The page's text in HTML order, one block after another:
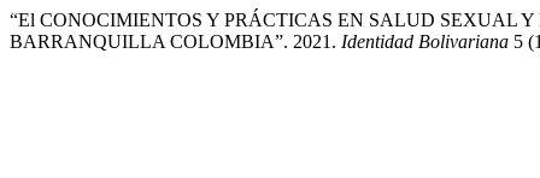
“El CONOCIMIENTOS Y PRÁCTICAS EN SALUD SEXUAL
BARRANQUILLA COLOMBIA”. 2021. Identidad Bolivariana 5